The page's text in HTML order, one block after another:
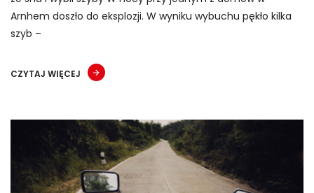
Arnhem doszło do eksplozji. W wyniku wybuchu pękło kilka
szyb –
CZYTAJ WIĘCEJ